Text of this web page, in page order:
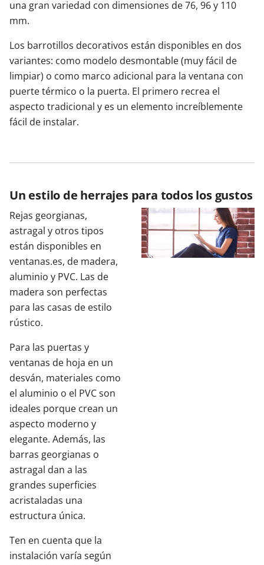
una gran variedad con dimensiones de 76, 96 y 110
mm.
Los barrotillos decorativos están disponibles en dos
variantes: como modelo desmontable (muy fácil de
limpiar) o como marco adicional para la ventana con
puerte térmico o la puerta. El primero recrea el
aspecto tradicional y es un elemento increíblemente
fácil de instalar.
Un estilo de herrajes para todos los gustos
Rejas georgianas,
astragal y otros tipos
están disponibles en
ventanas.es, de madera,
aluminio y PVC. Las de
madera son perfectas
para las casas de estilo
rústico.
Para las puertas y
ventanas de hoja en un
desván, materiales como
el aluminio o el PVC son
ideales porque crean un
aspecto moderno y
elegante. Además, las
barras georgianas o
astragal dan a las
grandes superficies
acristaladas una
estructura única.
Ten en cuenta que la
instalación varía según